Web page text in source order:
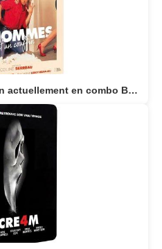
Trois Hommes et un Couffin actuellement en combo BLU-RAY/DVD